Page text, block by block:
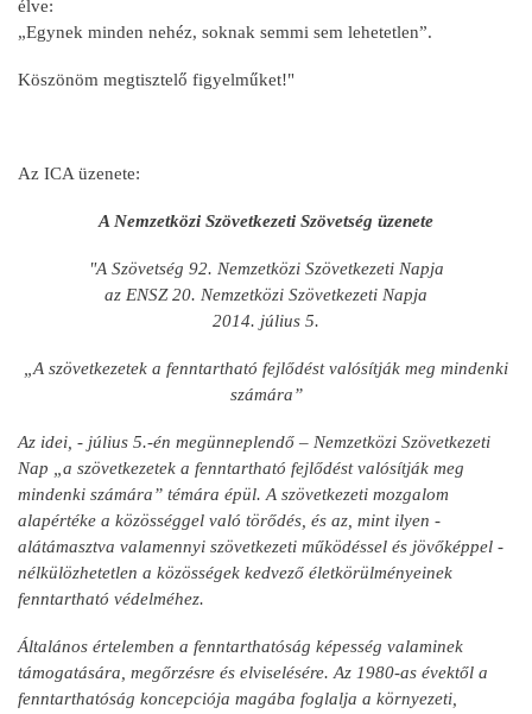
élve:
„Egynek minden nehéz, soknak semmi sem lehetetlen”.
Köszönöm megtisztelő figyelműket!"
Az ICA üzenete:
A Nemzetközi Szövetkezeti Szövetség üzenete
"A Szövetség 92. Nemzetközi Szövetkezeti Napja
az ENSZ 20. Nemzetközi Szövetkezeti Napja
2014. július 5.
„A szövetkezetek a fenntartható fejlődést valósítják meg mindenki
számára”
Az idei, - július 5.-én megünneplendő – Nemzetközi Szövetkezeti
Nap „a szövetkezetek a fenntartható fejlődést valósítják meg
mindenki számára” témára épül. A szövetkezeti mozgalom
alapértéke a közösséggel való törődés, és az, mint ilyen -
alátámasztva valamennyi szövetkezeti működéssel és jövőképpel -
nélkülözhetetlen a közösségek kedvező életkörülményeinek
fenntartható védelméhez.
Általános értelemben a fenntarthatóság képesség valaminek
támogatására, megőrzésre és elviselésére. Az 1980-as évektől a
fenntarthatóság koncepciója magába foglalja a környezeti,